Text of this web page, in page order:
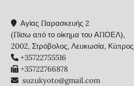
Αγίας Παρασκευής 2
(Πίσω από το οίκημα του ΑΠΟΕΛ),
2002, Στρόβολος, Λευκωσία, Κύπρος
+35722755516
+35722766878
suzukyoto@gmail.com